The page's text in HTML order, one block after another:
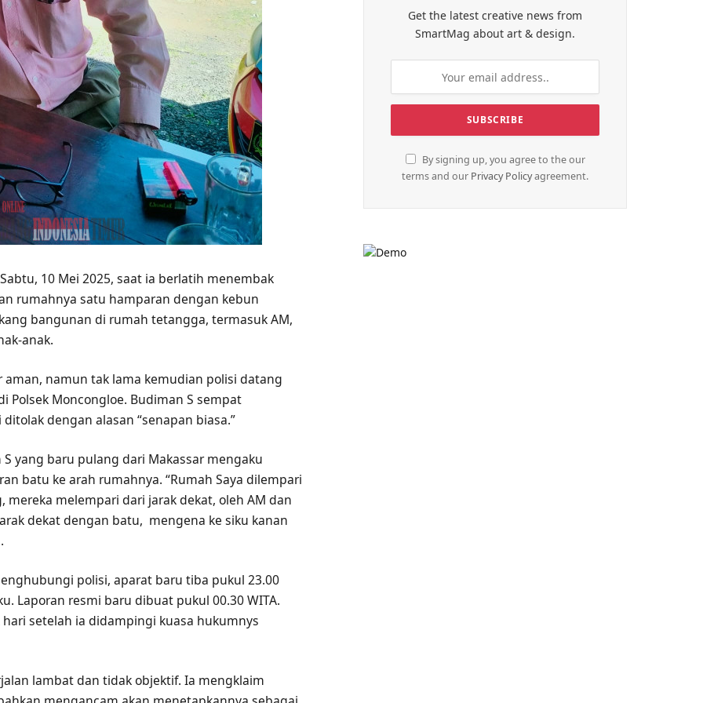
10 Mei 2025, saat ia berlatih menembak
rumahnya satu hamparan dengan kebun
bangunan di rumah tetangga, termasuk AM,
anak.
namun tak lama kemudian polisi datang
Polsek Moncongloe. Budiman S sempat
dengan alasan “senapan biasa.”
yang baru pulang dari Makassar mengaku
batu ke arah rumahnya. “Rumah Saya dilempari
melempari dari jarak dekat, oleh AM dan
dekat dengan batu, mengena ke siku kanan
polisi, aparat baru tiba pukul 23.00
Laporan resmi baru dibuat pukul 00.30 WITA.
setelah ia didampingi kuasa hukumnys
lambat dan tidak objektif. Ia mengklaim
Get the latest creative news from
SmartMag about art & design.
By signing up, you agree to the our
terms and our Privacy Policyagreement.